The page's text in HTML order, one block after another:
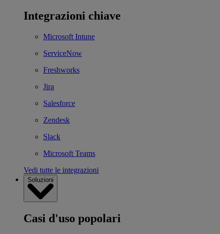
Integrazioni chiave
Microsoft Intune
ServiceNow
Freshworks
Jira
Salesforce
Zendesk
Slack
Microsoft Teams
Vedi tutte le integrazioni
Soluzioni
Casi d'uso popolari